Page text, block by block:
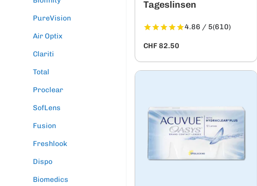
PureVision
Air Optix
Clariti
Total
Proclear
SofLens
Fusion
Freshlook
Dispo
Biomedics
Tageslinsen
4.86 / 5(610)
CHF 82.50